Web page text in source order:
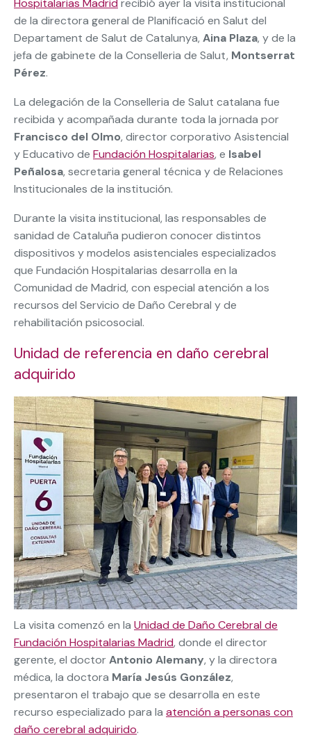
Hospitalarias Madrid recibió ayer la visita institucional
de la directora general de Planificació en Salut del
Departament de Salut de Catalunya, Aina Plaza, y de la
jefa de gabinete de la Conselleria de Salut, Montserrat
Pérez.
La delegación de la Conselleria de Salut catalana fue
recibida y acompañada durante toda la jornada por
Francisco del Olmo, director corporativo Asistencial
y Educativo de Fundación Hospitalarias, e Isabel
Peñalosa, secretaria general técnica y de Relaciones
Institucionales de la institución.
Durante la visita institucional, las responsables de
sanidad de Cataluña pudieron conocer distintos
dispositivos y modelos asistenciales especializados
que Fundación Hospitalarias desarrolla en la
Comunidad de Madrid, con especial atención a los
recursos del Servicio de Daño Cerebral y de
rehabilitación psicosocial.
Unidad de referencia en daño cerebral
adquirido
La visita comenzó en la Unidad de Daño Cerebral de
Fundación Hospitalarias Madrid, donde el director
gerente, el doctorAntonio Alemany, y la directora
médica, la doctora María Jesús González,
presentaron el trabajo que se desarrolla en este
recurso especializado para la atención a personas con
daño cerebral adquirido.